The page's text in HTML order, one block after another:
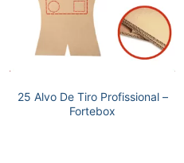
25 Alvo De Tiro Profissional –
Fortebox